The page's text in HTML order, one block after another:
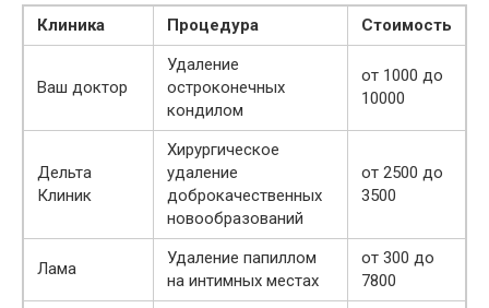
Клиника Процедура Стоимость
Ваш доктор
Удаление
остроконечных
кондилом
от 1000 до
10000
Дельта
Клиник
Хирургическое
удаление
доброкачественных
новообразований
от 2500 до
3500
Лама
Удаление папиллом
на интимных местах
от 300 до
7800